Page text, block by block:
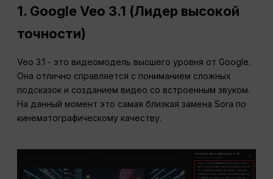
1. Google Veo 3.1 (Лидер высокой
точности)
Veo 3.1 - это видеомодель высшего уровня от Google.
Она отлично справляется с пониманием сложных
подсказок и созданием видео со встроенным звуком.
На данный момент это самая близкая замена Sora по
кинематографическому качеству.